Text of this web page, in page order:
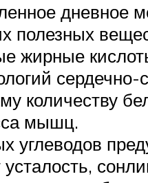
дневное
полезных
жирные
количеству
мышц.
углеводов